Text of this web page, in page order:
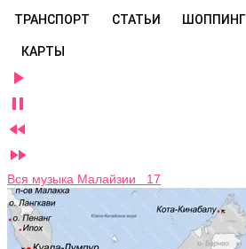
ТРАНСПОРТ СТАТЬИ ШОППИНГ
КАРТЫ




Вся музыка Малайзии 17